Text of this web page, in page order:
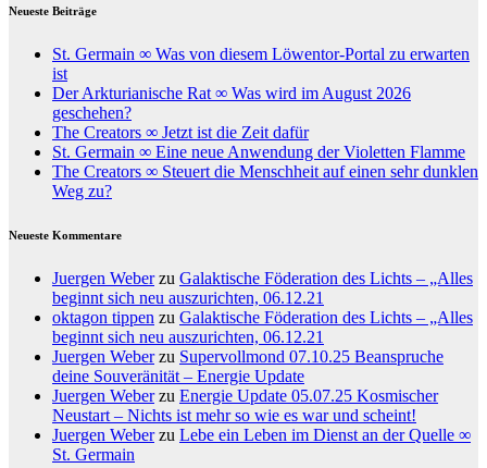
Neueste Beiträge
St. Germain ∞ Was von diesem Löwentor-Portal zu erwarten
ist
Der Arkturianische Rat ∞ Was wird im August 2026
geschehen?
The Creators ∞ Jetzt ist die Zeit dafür
St. Germain ∞ Eine neue Anwendung der Violetten Flamme
The Creators ∞ Steuert die Menschheit auf einen sehr dunklen
Weg zu?
Neueste Kommentare
Juergen Weberzu Galaktische Föderation des Lichts – „Alles
beginnt sich neu auszurichten, 06.12.21
oktagon tippen zu Galaktische Föderation des Lichts – „Alles
beginnt sich neu auszurichten, 06.12.21
Juergen Weberzu Supervollmond 07.10.25 Beanspruche
deine Souveränität – Energie Update
Juergen Weberzu Energie Update 05.07.25 Kosmischer
Neustart – Nichts ist mehr so wie es war und scheint!
Juergen Weberzu Lebe ein Leben im Dienst an der Quelle ∞
St. Germain